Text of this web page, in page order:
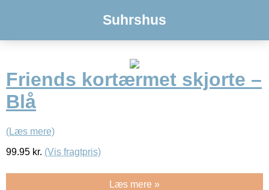
Suhrshus
Friends kortærmet skjorte –
Blå
(Læs mere)
99.95 kr. (Vis fragtpris)
Læs mere »